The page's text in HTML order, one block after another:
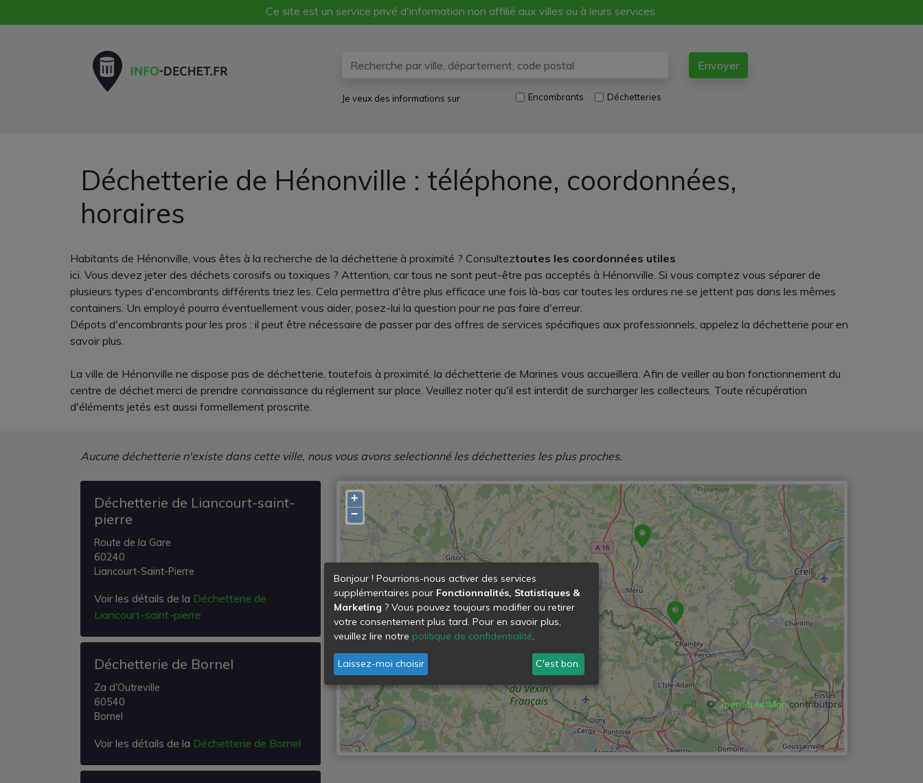
Ce site est un service privé d'information non affilié aux villes ou à leurs services.
Envoyer
Je veux des informations sur Encombrants Déchetteries
Déchetterie de Hénonville : téléphone, coordonnées,
horaires
Habitants de Hénonville, vous êtes à la recherche de la déchetterie à proximité ? Consulteztoutes les coordonnées utiles
ici. Vous devez jeter des déchets corosifs ou toxiques ? Attention, car tous ne sont peut-être pas acceptés à Hénonville. Si vous comptez vous séparer de
plusieurs types d'encombrants différents triez les. Cela permettra d'être plus efficace une fois là-bas car toutes les ordures ne se jettent pas dans les mêmes
containers. Un employé pourra éventuellement vous aider, posez-lui la question pour ne pas faire d'erreur.
Dépots d'encombrants pour les pros : il peut être nécessaire de passer par des offres de services spécifiques aux professionnels, appelez la déchetterie pour en
savoir plus.
La ville de Hénonville ne dispose pas de déchetterie, toutefois à proximité, la déchetterie de Marines vous accueillera. Afin de veiller au bon fonctionnement du
centre de déchet merci de prendre connaissance du réglement sur place. Veuillez noter qu'il est interdit de surcharger les collecteurs. Toute récupération
d'éléments jetés est aussi formellement proscrite.
Aucune déchetterie n'existe dans cette ville, nous vous avons selectionné les déchetteries les plus proches.
Déchetterie de Liancourt-saint-
pierre
Route de la Gare
60240
Liancourt-Saint-Pierre
Voir les détails de la Déchetterie de
Liancourt-saint-pierre
Déchetterie de Bornel
Za d'Outreville
60540
Bornel
Voir les détails de la Déchetterie de Bornel
+
−
©OpenStreetMapcontributors
Bonjour ! Pourrions-nous activer des services
supplémentaires pour Fonctionnalités, Statistiques &
Marketing ? Vous pouvez toujours modifier ou retirer
votre consentement plus tard. Pour en savoir plus,
veuillez lire notre politique de confidentialité.
Laissez-moi choisir C'est bon.